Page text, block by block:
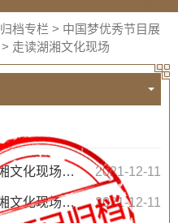
归档专栏 > 中国梦优秀节目展
> 走读湖湘文化现场
跟着汪涵打卡湖南 | 走读湖湘文化现场1岳麓书院 2021-12-11
跟着汪涵打卡湖南 | 走读湖湘文化现场2最牛家书 2021-12-11